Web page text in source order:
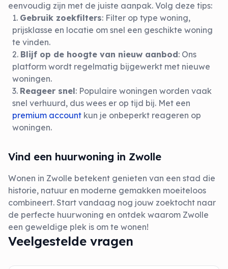
eenvoudig zijn met de juiste aanpak. Volg deze tips:
Gebruik zoekfilters: Filter op type woning,
prijsklasse en locatie om snel een geschikte woning
te vinden.
Blijf op de hoogte van nieuw aanbod: Ons
platform wordt regelmatig bijgewerkt met nieuwe
woningen.
Reageer snel: Populaire woningen worden vaak
snel verhuurd, dus wees er op tijd bij. Met een
premium account kun je onbeperkt reageren op
woningen.
Vind een huurwoning in Zwolle
Wonen in Zwolle betekent genieten van een stad die
historie, natuur en moderne gemakken moeiteloos
combineert. Start vandaag nog jouw zoektocht naar
de perfecte huurwoning en ontdek waarom Zwolle
een geweldige plek is om te wonen!
Veelgestelde vragen